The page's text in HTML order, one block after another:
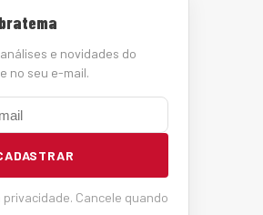
e novidades do
no seu e-mail.
Cancele quando